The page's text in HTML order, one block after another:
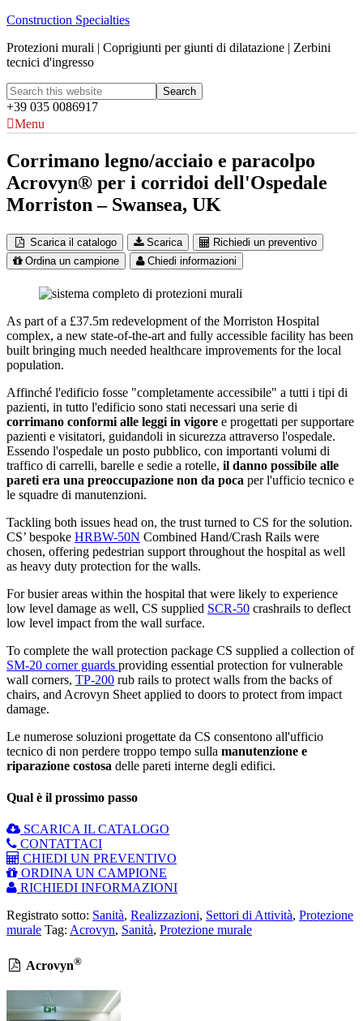
Construction Specialties
Protezioni murali | Coprigiunti per giunti di dilatazione | Zerbini
tecnici d'ingresso
+39 035 0086917
Menu
Corrimano legno/acciaio e paracolpo
Acrovyn® per i corridoi dell'Ospedale
Morriston – Swansea, UK
Scarica il catalogo Scarica
Richiedi un preventivo
Ordina un campione
Chiedi informazioni
As part of a £37.5m redevelopment of the Morriston Hospital
complex, a new state-of-the-art and fully accessible facility has been
built bringing much needed healthcare improvements for the local
population.
Affinché l'edificio fosse "completamente accessibile" a tutti i tipi di
pazienti, in tutto l'edificio sono stati necessari una serie di
corrimano conformi alle leggi in vigore e progettati per supportare
pazienti e visitatori, guidandoli in sicurezza attraverso l'ospedale.
Essendo l'ospedale un posto pubblico, con importanti volumi di
traffico di carrelli, barelle e sedie a rotelle, il danno possibile alle
pareti era una preoccupazione non da poca per l'ufficio tecnico e
le squadre di manutenzioni.
Tackling both issues head on, the trust turned to CS for the solution.
CS’ bespoke HRBW-50N Combined Hand/Crash Rails were
chosen, offering pedestrian support throughout the hospital as well
as heavy duty protection for the walls.
For busier areas within the hospital that were likely to experience
low level damage as well, CS supplied SCR-50 crashrails to deflect
low level impact from the wall surface.
To complete the wall protection package CS supplied a collection of
SM-20 corner guards providing essential protection for vulnerable
wall corners, TP-200 rub rails to protect walls from the backs of
chairs, and Acrovyn Sheet applied to doors to protect from impact
damage.
Le numerose soluzioni progettate da CS consentono all'ufficio
tecnico di non perdere troppo tempo sulla manutenzione e
riparazione costosa delle pareti interne degli edifici.
Qual è il prossimo passo
SCARICA IL CATALOGO
CONTATTACI
CHIEDI UN PREVENTIVO
ORDINA UN CAMPIONE
RICHIEDI INFORMAZIONI
Registrato sotto: Sanità, Realizzazioni, Settori di Attività, Protezione
murale Tag: Acrovyn, Sanità, Protezione murale
Acrovyn®